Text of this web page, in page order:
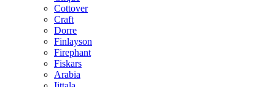
Cottover
Craft
Dorre
Finlayson
Firephant
Fiskars
Arabia